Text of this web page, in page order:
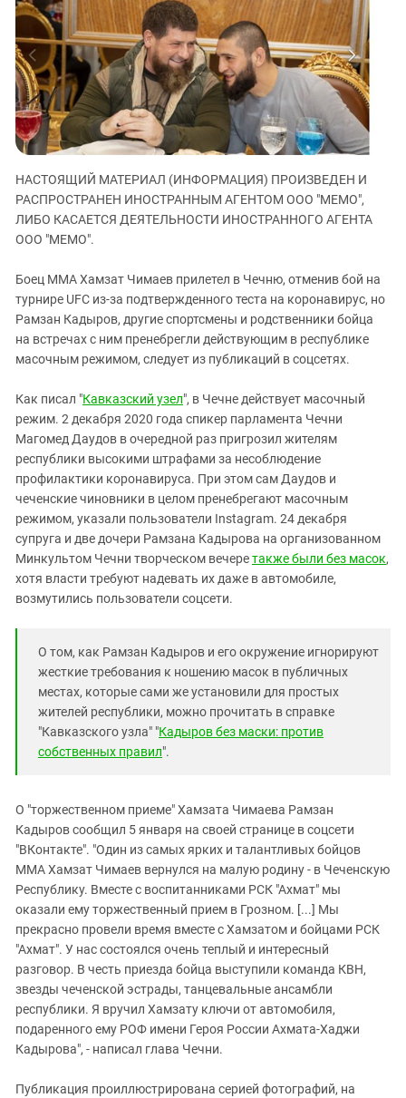
ЗАСТАВЛЯЕТ
КАВКАЗ ЗА ПАЛЕСТИНУ
ИНАКОМЫСЛИЕ В ЧЕЧНЕ
ПРЕСЛЕДОВАНИЕ АКТИВИСТОВ
МОБИЛИЗАЦИЯ И ПРОТЕСТЫ
Дагестан
Ингушетия
Кабардино-Балкария
Калмыкия
Карачаево-Черкесия
Краснодарский край
Нагорный Карабах
Российская Федерация
Ростовская область
СКФО
Ставропольский край
Южный Кавказ
ЮФО
НАСТОЯЩИЙ МАТЕРИАЛ (ИНФОРМАЦИЯ) ПРОИЗВЕДЕН И
РАСПРОСТРАНЕН ИНОСТРАННЫМ АГЕНТОМ ООО "МЕМО",
ЛИБО КАСАЕТСЯ ДЕЯТЕЛЬНОСТИ ИНОСТРАННОГО АГЕНТА
ООО "МЕМО".
Боец ММА Хамзат Чимаев прилетел в Чечню, отменив бой на
турнире UFC из-за подтвержденного теста на коронавирус, но
Рамзан Кадыров, другие спортсмены и родственники бойца
на встречах с ним пренебрегли действующим в республике
масочным режимом, следует из публикаций в соцсетях.
Как писал "Кавказский узел", в Чечне действует масочный
режим. 2 декабря 2020 года спикер парламента Чечни
Магомед Даудов в очередной раз пригрозил жителям
республики высокими штрафами за несоблюдение
профилактики коронавируса. При этом сам Даудов и
чеченские чиновники в целом пренебрегают масочным
режимом, указали пользователи Instagram. 24 декабря
супруга и две дочери Рамзана Кадырова на организованном
Минкультом Чечни творческом вечеретакже были без масок,
хотя власти требуют надевать их даже в автомобиле,
возмутились пользователи соцсети.
О том, как Рамзан Кадыров и его окружение игнорируют
жесткие требования к ношению масок в публичных
местах, которые сами же установили для простых
жителей республики, можно прочитать в справке
"Кавказского узла" "Кадыров без маски: против
собственных правил".
О "торжественном приеме" Хамзата Чимаева Рамзан
Кадыров сообщил 5 января на своей странице в соцсети
"ВКонтакте". "Один из самых ярких и талантливых бойцов
ММА Хамзат Чимаев вернулся на малую родину - в Чеченскую
Республику. Вместе с воспитанниками РСК "Ахмат" мы
оказали ему торжественный прием в Грозном. [...] Мы
прекрасно провели время вместе с Хамзатом и бойцами РСК
"Ахмат". У нас состоялся очень теплый и интересный
разговор. В честь приезда бойца выступили команда КВН,
звезды чеченской эстрады, танцевальные ансамбли
республики. Я вручил Хамзату ключи от автомобиля,
подаренного ему РОФ имени Героя России Ахмата-Хаджи
Кадырова", - написал глава Чечни.
Публикация проиллюстрирована серией фотографий, на